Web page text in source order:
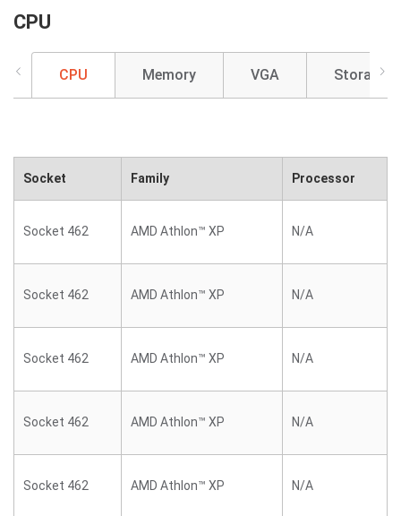
CPU
CPU Memory VGA Storage
Socket Family Processor
Socket 462 AMD Athlon™ XP N/A
Socket 462 AMD Athlon™ XP N/A
Socket 462 AMD Athlon™ XP N/A
Socket 462 AMD Athlon™ XP N/A
Socket 462 AMD Athlon™ XP N/A